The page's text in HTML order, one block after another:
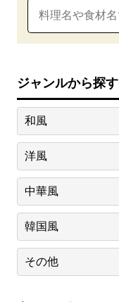
ジャンルから探す
和風
洋風
中華風
韓国風
その他